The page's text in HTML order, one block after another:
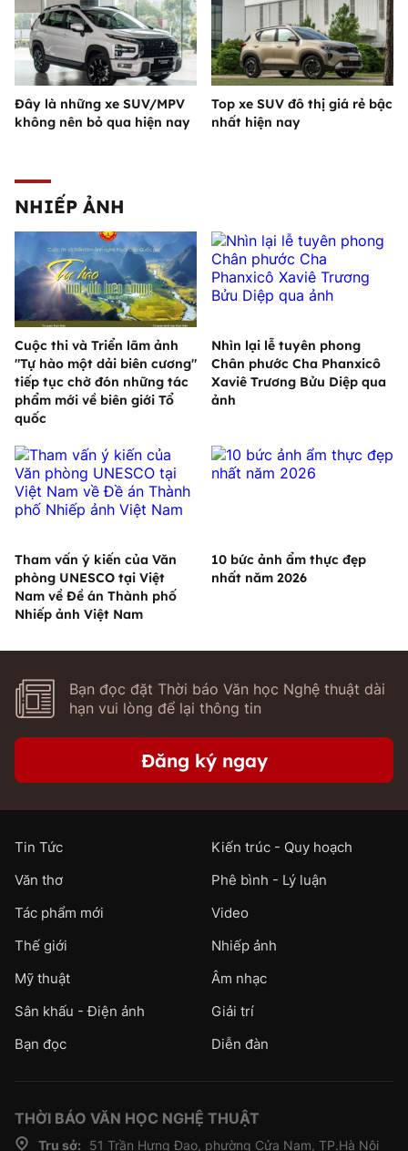
Đây là những xe SUV/MPV
không nên bỏ qua hiện nay
Top xe SUV đô thị giá rẻ bậc
nhất hiện nay
NHIẾP ẢNH
Cuộc thi và Triển lãm ảnh
"Tự hào một dải biên cương"
tiếp tục chờ đón những tác
phẩm mới về biên giới Tổ
quốc
Nhìn lại lễ tuyên phong
Chân phước Cha Phanxicô
Xaviê Trương Bửu Diệp qua
ảnh
Tham vấn ý kiến của Văn
phòng UNESCO tại Việt
Nam về Đề án Thành phố
Nhiếp ảnh Việt Nam
10 bức ảnh ẩm thực đẹp
nhất năm 2026
Bạn đọc đặt Thời báo Văn học Nghệ thuật dài
hạn vui lòng để lại thông tin
Đăng ký ngay
Tin Tức
Kiến trúc - Quy hoạch
Văn thơ
Phê bình - Lý luận
Tác phẩm mới
Video
Thế giới
Nhiếp ảnh
Mỹ thuật
Âm nhạc
Sân khấu - Điện ảnh
Giải trí
Bạn đọc
Diễn đàn
THỜI BÁO VĂN HỌC NGHỆ THUẬT
Trụ sở: 51 Trần Hưng Đạo, phường Cửa Nam, TP.Hà Nội